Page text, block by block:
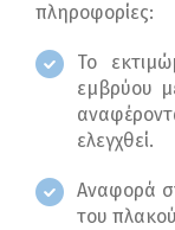
πληροφορίες:
Το
εμβρύου
ελεγχθεί.
Αναφορά
του